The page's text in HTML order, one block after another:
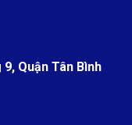
Quận Tân Bình